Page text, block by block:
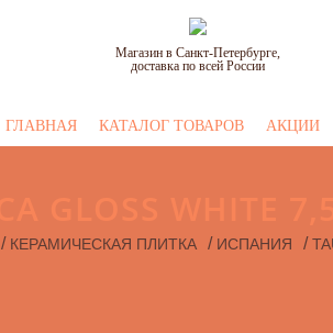
Магазин в Санкт-Петербурге,
доставка по всей России
ГЛАВНАЯ КАТАЛОГ ТОВАРОВ АКЦИИ
/ КЕРАМИЧЕСКАЯ ПЛИТКА / ИСПАНИЯ /